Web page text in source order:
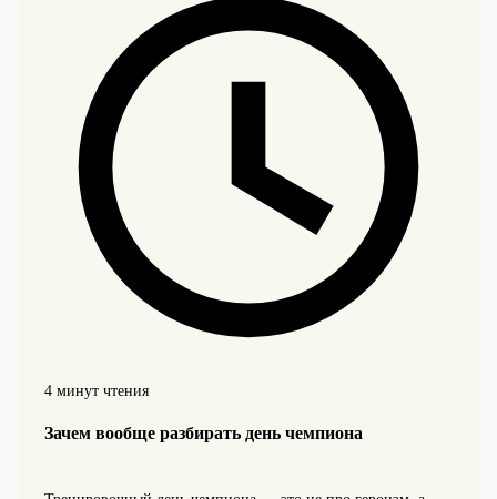
4 минут чтения
Зачем вообще разбирать день чемпиона